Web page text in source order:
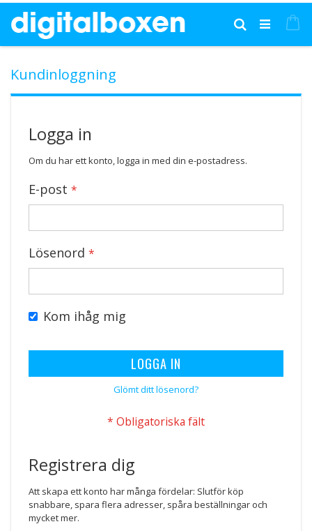
till
innehållet
Sök
Kundinloggning
Logga in
Om du har ett konto, logga in med din e-postadress.
E-post
Lösenord
Kom ihåg mig
LOGGA IN
Glömt ditt lösenord?
Registrera dig
Att skapa ett konto har många fördelar: Slutför köp
snabbare, spara flera adresser, spåra beställningar och
mycket mer.